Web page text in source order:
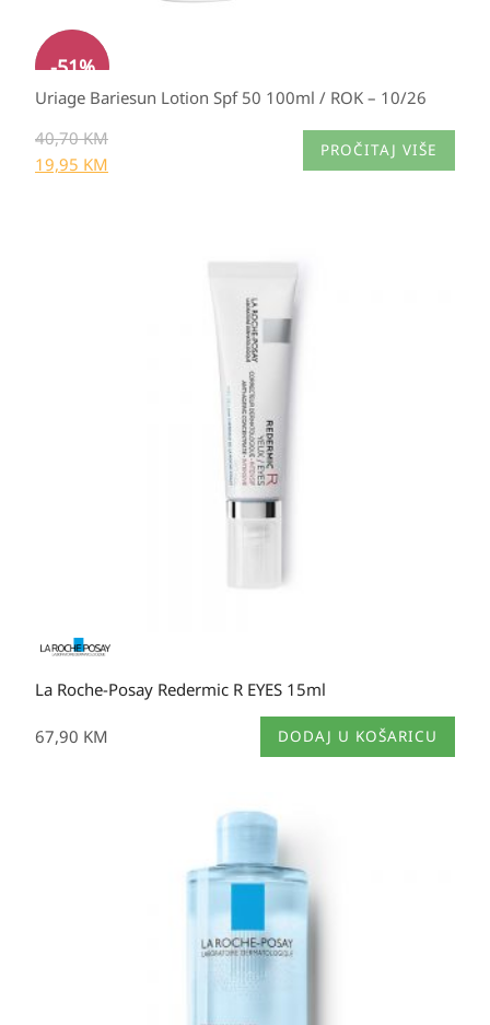
-51%
Uriage Bariesun Lotion Spf 50 100ml / ROK – 10/26
40,70KM
19,95 KM
PROČITAJ VIŠE
La Roche-Posay Redermic R EYES 15ml
67,90 KM DODAJ U KOŠARICU